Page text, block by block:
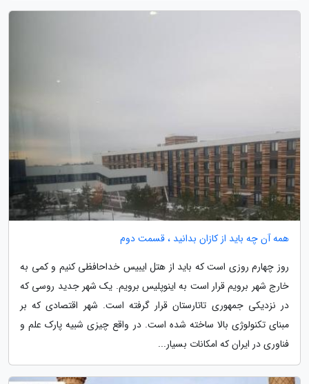
همه آن چه باید از کازان بدانید ، قسمت دوم
روز چهارم روزی است که باید از هتل ایبیس خداحافظی کنیم و کمی به
خارج شهر برویم قرار است به اینوپلیس برویم. یک شهر جدید روسی که
در نزدیکی جمهوری تاتارستان قرار گرفته است. شهر اقتصادی که بر
مبنای تکنولوژی بالا ساخته شده است. در واقع چیزی شبیه پارک علم و
فناوری در ایران که امکانات بسیار...